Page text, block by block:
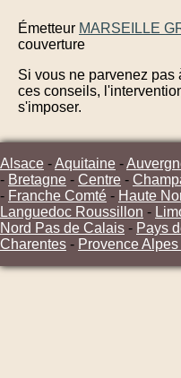
Émetteur MARSEILLE
couverture
Si vous ne parvenez pas
ces conseils,
s'imposer.
Alsace -Aquitaine -
- Bretagne - Centre -
- Franche Comté - Haute
Languedoc Roussillon -
Nord Pas de Calais - Pays
Charentes - Provence